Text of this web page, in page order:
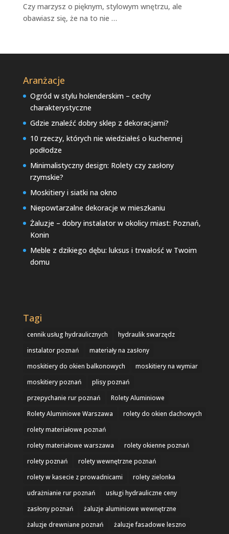
Czy marzysz o pięknym, stylowym wnętrzu, ale
obawiasz się, że na to nie …
Aranżacje
Ogród w stylu holenderskim – cechy
charakterystyczne
Gdzie znaleźć dobry sklep z dekoracjami?
10 rzeczy, których nie wiedziałeś o kuchennej
podłodze
Minimalistyczny design: Rolety czy zasłony
rzymskie?
Moskitiery i siatki na okno
Niepowtarzalne dekoracje w mieszkaniu
Żaluzje – dobry instalator w okolicy miast: Poznań,
Konin
Meble z dzikiego dębu: luksus i trwałość w Twoim
domu
Tagi
cennik usług hydraulicznych
hydraulik swarzędz
instalator poznań
materiały na zasłony
moskitiery do okien balkonowych
moskitiery na wymiar
moskitiery poznań
plisy poznań
przepychanie rur poznań
Rolety Aluminiowe
Rolety Aluminiowe Warszawa
rolety do okien dachowych
rolety materiałowe poznań
rolety materiałowe warszawa
rolety okienne poznań
rolety poznań
rolety wewnętrzne poznań
rolety w kasecie z prowadnicami
rolety zielonka
udrażnianie rur poznań
usługi hydrauliczne ceny
zasłony poznań
żaluzje aluminiowe wewnętrzne
żaluzje drewniane poznań
żaluzje fasadowe leszno